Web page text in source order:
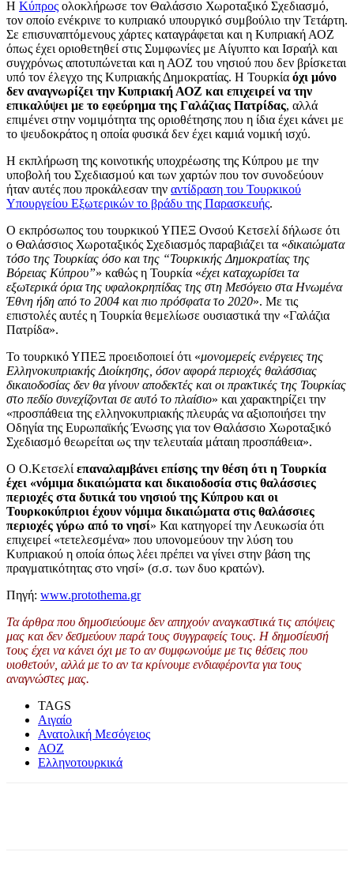
Η Κύπρος ολοκλήρωσε τον Θαλάσσιο Χωροταξικό Σχεδιασμό,
τον οποίο ενέκρινε το κυπριακό υπουργικό συμβούλιο την Τετάρτη.
Σε επισυναπτόμενους χάρτες καταγράφεται και η Κυπριακή ΑΟΖ
όπως έχει οριοθετηθεί στις Συμφωνίες με Αίγυπτο και Ισραήλ και
συγχρόνως αποτυπώνεται και η ΑΟΖ του νησιού που δεν βρίσκεται
υπό τον έλεγχο της Κυπριακής Δημοκρατίας. Η Τουρκία όχι μόνο
δεν αναγνωρίζει την Κυπριακή ΑΟΖ και επιχειρεί να την
επικαλύψει με το εφεύρημα της Γαλάζιας Πατρίδας, αλλά
επιμένει στην νομιμότητα της οριοθέτησης που η ίδια έχει κάνει με
το ψευδοκράτος η οποία φυσικά δεν έχει καμιά νομική ισχύ.
Η εκπλήρωση της κοινοτικής υποχρέωσης της Κύπρου με την
υποβολή του Σχεδιασμού και των χαρτών που τον συνοδεύουν
ήταν αυτές που προκάλεσαν την αντίδραση του Τουρκικού
Υπουργείου Εξωτερικών το βράδυ της Παρασκευής.
Ο εκπρόσωπος του τουρκικού ΥΠΕΞ Ονσού Κετσελί δήλωσε ότι
ο Θαλάσσιος Χωροταξικός Σχεδιασμός παραβιάζει τα «δικαιώματα
τόσο της Τουρκίας όσο και της “Τουρκικής Δημοκρατίας της
Βόρειας Κύπρου”» καθώς η Τουρκία «έχει καταχωρίσει τα
εξωτερικά όρια της υφαλοκρηπίδας της στη Μεσόγειο στα Ηνωμένα
Έθνη ήδη από το 2004 και πιο πρόσφατα το 2020». Με τις
επιστολές αυτές η Τουρκία θεμελίωσε ουσιαστικά την «Γαλάζια
Πατρίδα».
Το τουρκικό ΥΠΕΞ προειδοποιεί ότι «μονομερείς ενέργειες της
Ελληνοκυπριακής Διοίκησης, όσον αφορά περιοχές θαλάσσιας
δικαιοδοσίας δεν θα γίνουν αποδεκτές και οι πρακτικές της Τουρκίας
στο πεδίο συνεχίζονται σε αυτό το πλαίσιο» και χαρακτηρίζει την
«προσπάθεια της ελληνοκυπριακής πλευράς να αξιοποιήσει την
Οδηγία της Ευρωπαϊκής Ένωσης για τον Θαλάσσιο Χωροταξικό
Σχεδιασμό θεωρείται ως την τελευταία μάταιη προσπάθεια».
Ο Ο.Κετσελί επαναλαμβάνει επίσης την θέση ότι η Τουρκία
έχει «νόμιμα δικαιώματα και δικαιοδοσία στις θαλάσσιες
περιοχές στα δυτικά του νησιού της Κύπρου και οι
Τουρκοκύπριοι έχουν νόμιμα δικαιώματα στις θαλάσσιες
περιοχές γύρω από το νησί» Και κατηγορεί την Λευκωσία ότι
επιχειρεί «τετελεσμένα» που υπονομεύουν την λύση του
Κυπριακού η οποία όπως λέει πρέπει να γίνει στην βάση της
πραγματικότητας στο νησί» (σ.σ. των δυο κρατών).
Πηγή: www.protothema.gr
Τα άρθρα που δημοσιεύουμε δεν απηχούν αναγκαστικά τις απόψεις
μας και δεν δεσμεύουν παρά τους συγγραφείς τους. Η δημοσίευσή
τους έχει να κάνει όχι με το αν συμφωνούμε με τις θέσεις που
υιοθετούν, αλλά με το αν τα κρίνουμε ενδιαφέροντα για τους
αναγνώστες μας.
TAGS
Αιγαίο
Ανατολική Μεσόγειος
ΑΟΖ
Ελληνοτουρκικά